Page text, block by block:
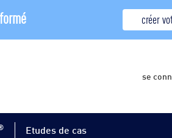
créer
se
Etudes de cas